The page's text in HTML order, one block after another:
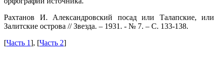
Рахтанов И. Александровский посад или Талапские, или
Залитские острова // Звезда. – 1931. - № 7. – С. 133-138.
[Часть 1], [Часть 2]